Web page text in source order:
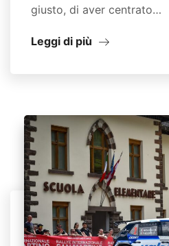
giusto, di aver centrato…
Leggi di più